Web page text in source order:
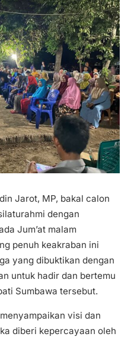
Jarot, MP, bakal calon
dengan
Jum’at malam
penuh keakraban ini
yang dibuktikan dengan
untuk hadir dan bertemu
Sumbawa tersebut.
visi dan
diberi kepercayaan oleh